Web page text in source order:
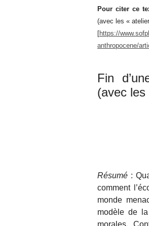
Pour citer ce
(avec les «
[https://
anthropocene/
Fin
(avec
Résumé :
comment
monde
modèle de la
morales.